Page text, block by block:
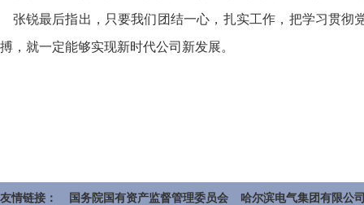
张锐最后指出，只要我们团结一心，扎实工作，把学习贯彻
搏，就一定能够实现新时代公司新发展。
友情链接： 国务院国有资产监督管理委员会 哈尔滨电气集团有限公